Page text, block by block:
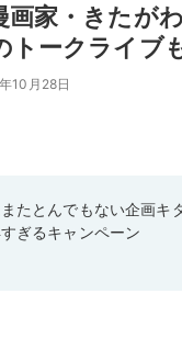
画家・きたが
トークライブ
10月28日
たとんでもない企画キ
ぎるキャンペーン